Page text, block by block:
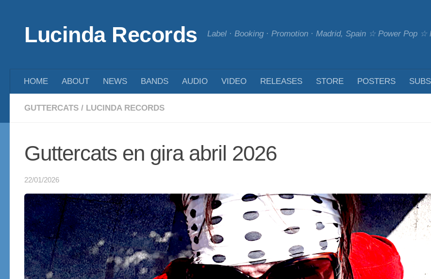
Lucinda Records Label · Booking · Promotion · Madrid, Spain ☆ Power Pop
HOME ABOUT NEWS BANDS AUDIO VIDEO RELEASES STORE POSTERS
GUTTERCATS / LUCINDA RECORDS
Guttercats en gira abril 2026
22/01/2026